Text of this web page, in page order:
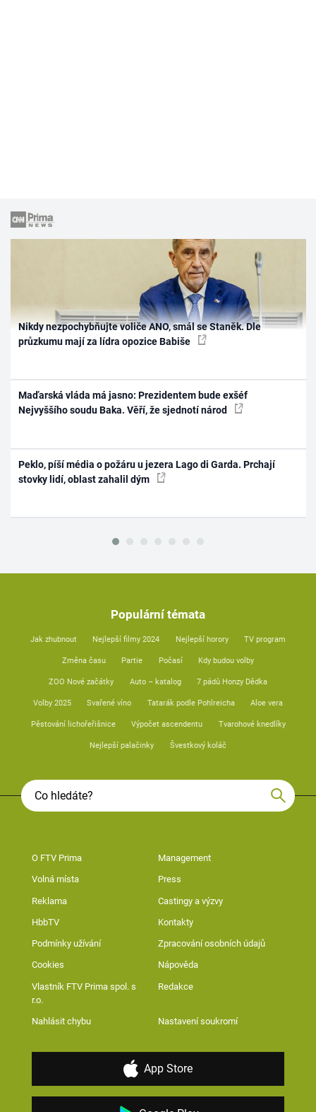
Nikdy nezpochybňujte voliče ANO, smál se Staněk. Dle
průzkumu mají za lídra opozice Babiše
Maďarská vláda má jasno: Prezidentem bude exšéf
Nejvyššího soudu Baka. Věří, že sjednotí národ
Peklo, píší média o požáru u jezera Lago di Garda. Prchají
stovky lidí, oblast zahalil dým
Populární témata
Jak zhubnout Nejlepší filmy 2024 Nejlepší horory TV program
Změna času Partie Počasí Kdy budou volby
ZOO Nové začátky Auto – katalog 7 pádů Honzy Dědka
Volby 2025 Svařené víno Tatarák podle Pohlreicha Aloe vera
Pěstování lichořeřišnice Výpočet ascendentu Tvarohové knedlíky
Nejlepší palačinky Švestkový koláč
O FTV Prima Management
Volná místa Press
Reklama Castingy a výzvy
HbbTV Kontakty
Podmínky užívání Zpracování osobních údajů
Cookies Nápověda
Vlastník FTV Prima spol. s
r.o.
Redakce
Nahlásit chybu Nastavení soukromí
App Store